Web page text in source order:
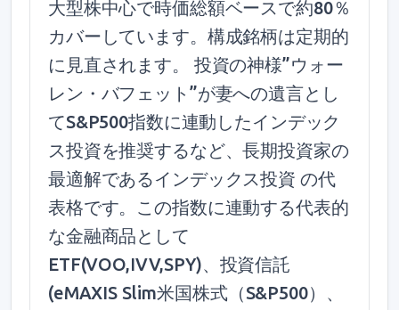
大型株中心で時価総額ベースで約80％
カバーしています。構成銘柄は定期的
に見直されます。 投資の神様”ウォー
レン・バフェット”が妻への遺言とし
てS&P500指数に連動したインデック
ス投資を推奨するなど、長期投資家の
最適解であるインデックス投資 の代
表格です。この指数に連動する代表的
な金融商品として
ETF(VOO,IVV,SPY)、投資信託
(eMAXIS Slim米国株式（S&P500）、